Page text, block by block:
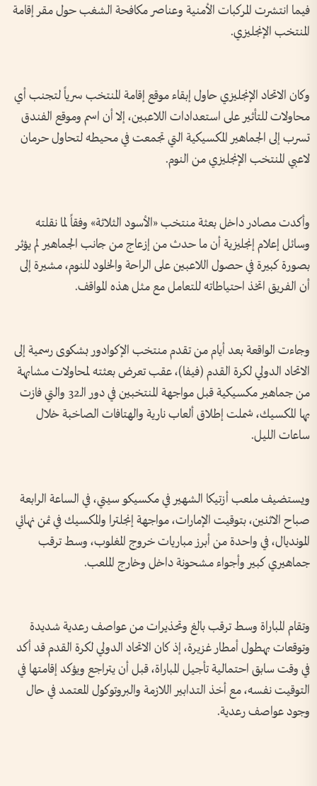
فيما انتشرت المركبات الأمنية وعناصر مكافحة الشغب حول مقر إقامة
المنتخب الإنجليزي.
وكان الاتحاد الإنجليزي حاول إبقاء موقع إقامة المنتخب سرياً لتجنب أي
محاولات للتأثير على استعدادات اللاعبين، إلا أن اسم وموقع الفندق
تسرب إلى الجماهير المكسيكية التي تجمعت في محيطه لتحاول حرمان
لاعبي المنتخب الإنجليزي من النوم.
وأكدت مصادر داخل بعثة منتخب «الأسود الثلاثة» وفقاً لما نقلته
وسائل إعلام إنجليزية أن ما حدث من إزعاج من جانب الجماهير لم يؤثر
بصورة كبيرة في حصول اللاعبين على الراحة والخلود للنوم، مشيرة إلى
أن الفريق اتخذ احتياطاته للتعامل مع مثل هذه المواقف.
وجاءت الواقعة بعد أيام من تقدم منتخب الإكوادور بشكوى رسمية إلى
الاتحاد الدولي لكرة القدم (فيفا)، عقب تعرض بعثته لمحاولات مشابهة
من جماهير مكسيكية قبل مواجهة المنتخبين في دور الـ32 والتي فازت
بها المكسيك، شملت إطلاق ألعاب نارية والهتافات الصاخبة خلال
ساعات الليل.
ويستضيف ملعب أزتيكا الشهير في مكسيكو سيتي، في الساعة الرابعة
صباح الاثنين، بتوقيت الإمارات، مواجهة إنجلترا والمكسيك في ثمن نهائي
المونديال، في واحدة من أبرز مباريات خروج المغلوب، وسط ترقب
جماهيري كبير وأجواء مشحونة داخل وخارج الملعب.
وتقام المباراة وسط ترقب بالغ وتحذيرات من عواصف رعدية شديدة
وتوقعات بهطول أمطار غزيرة، إذ كان الاتحاد الدولي لكرة القدم قد أكد
في وقت سابق احتمالية تأجيل المباراة، قبل أن يتراجع ويؤكد إقامتها في
التوقيت نفسه، مع أخذ التدابير اللازمة والبروتوكول المعتمد في حال
وجود عواصف رعدية.